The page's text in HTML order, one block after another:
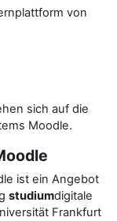
von
sich auf die
Moodle.
ist ein Angebot
studiumdigitale
Frankfurt